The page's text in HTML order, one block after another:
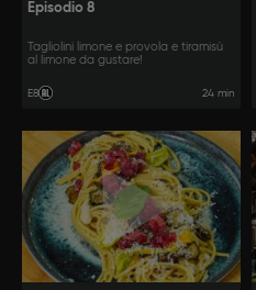
Episodio 8
Tagliolini limone e provola e tiramisù
al limone da gustare!
E8 24 min